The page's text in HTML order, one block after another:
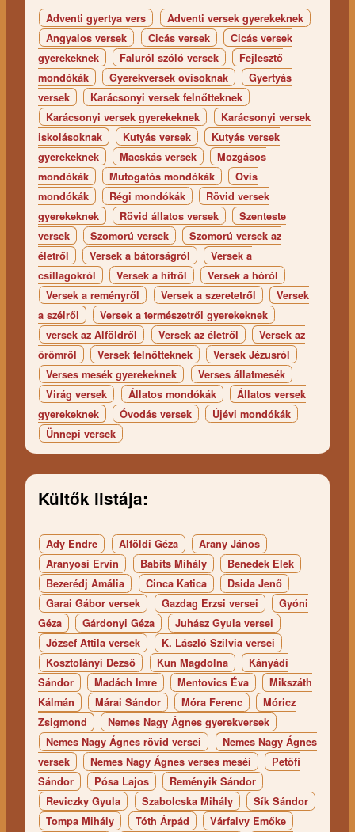
Adventi gyertya vers
Adventi versek gyerekeknek
Angyalos versek
Cicás versek
Cicás versek
gyerekeknek
Faluról szóló versek
Fejlesztő
mondókák
Gyerekversek ovisoknak
Gyertyás
versek
Karácsonyi versek felnőtteknek
Karácsonyi versek gyerekeknek
Karácsonyi versek
iskolásoknak
Kutyás versek
Kutyás versek
gyerekeknek
Macskás versek
Mozgásos
mondókák
Mutogatós mondókák
Ovis
mondókák
Régi mondókák
Rövid versek
gyerekeknek
Rövid állatos versek
Szenteste
versek
Szomorú versek
Szomorú versek az
életről
Versek a bátorságról
Versek a
csillagokról
Versek a hitről
Versek a hóról
Versek a reményről
Versek a szeretetről
Versek
a szélről
Versek a természetről gyerekeknek
versek az Alföldről
Versek az életről
Versek az
örömről
Versek felnőtteknek
Versek Jézusról
Verses mesék gyerekeknek
Verses állatmesék
Virág versek
Állatos mondókák
Állatos versek
gyerekeknek
Óvodás versek
Újévi mondókák
Ünnepi versek
Kültők listája:
Ady Endre Alföldi Géza
Arany János
Aranyosi Ervin
Babits Mihály
Benedek Elek
Bezerédj Amália
Cinca Katica
Dsida Jenő
Garai Gábor versek
Gazdag Erzsi versei
Gyóni
Géza
Gárdonyi Géza
Juhász Gyula versei
József Attila versek
K. László Szilvia versei
Kosztolányi Dezső
Kun Magdolna
Kányádi
Sándor
Madách Imre Mentovics Éva
Mikszáth
Kálmán
Márai Sándor Móra Ferenc
Móricz
Zsigmond
Nemes Nagy Ágnes gyerekversek
Nemes Nagy Ágnes rövid versei
Nemes Nagy Ágnes
versek
Nemes Nagy Ágnes verses meséi
Petőfi
Sándor
Pósa Lajos
Reményik Sándor
Reviczky Gyula
Szabolcska Mihály
Sík Sándor
Tompa Mihály
Tóth Árpád
Várfalvy Emőke